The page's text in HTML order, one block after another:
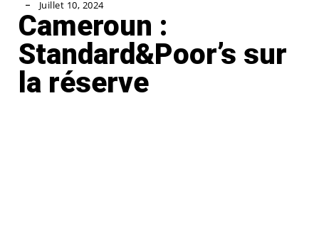
Juillet 10, 2024
Cameroun :
Standard&Poor’s sur
la réserve